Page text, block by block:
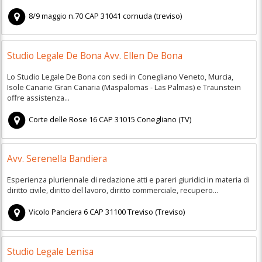
8/9 maggio n.70CAP31041 cornuda (treviso)
Studio Legale De Bona Avv. Ellen De Bona
Lo Studio Legale De Bona con sedi in Conegliano Veneto, Murcia,
Isole Canarie Gran Canaria (Maspalomas - Las Palmas) e Traunstein
offre assistenza...
Corte delle Rose 16CAP31015 Conegliano (TV)
Avv. Serenella Bandiera
Esperienza pluriennale di redazione atti e pareri giuridici in materia di
diritto civile, diritto del lavoro, diritto commerciale, recupero...
Vicolo Panciera 6CAP31100Treviso (Treviso)
Studio Legale Lenisa